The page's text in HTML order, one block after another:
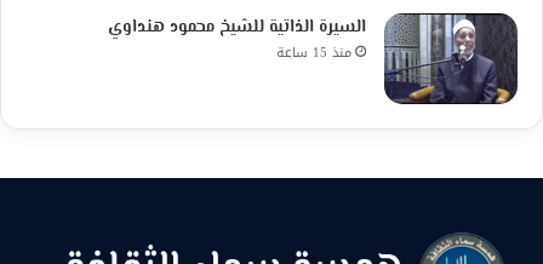
السيرة الذاتية للشيخ محمود هنداوي
منذ 15 ساعة